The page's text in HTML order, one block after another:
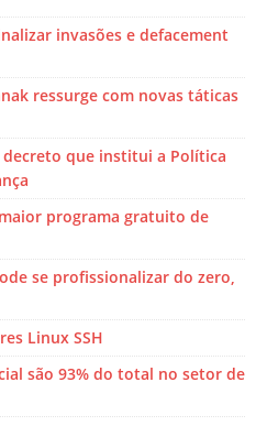
invasões e defacement
ressurge com novas táticas
que institui a Política
programa gratuito de
se profissionalizar do zero,
Linux SSH
são 93% do total no setor de